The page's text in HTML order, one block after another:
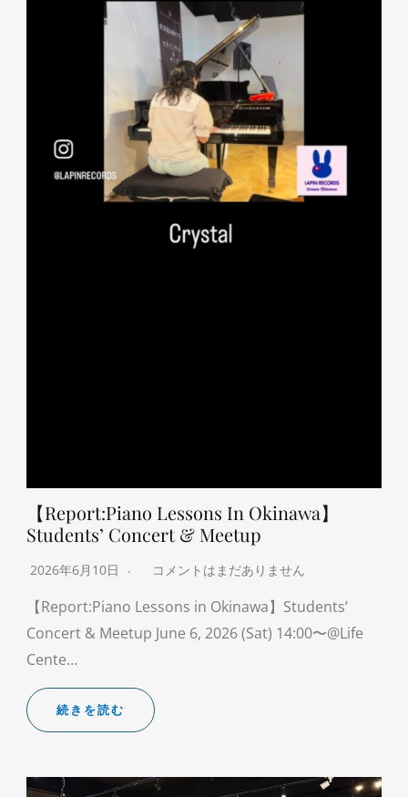
【Report:Piano Lessons In Okinawa】
Students’ Concert & Meetup
2026年6月10日 コメントはまだありません
【Report:Piano Lessons in Okinawa】Students’
Concert & Meetup June 6, 2026 (Sat) 14:00〜@Life
Cente…
続きを読む